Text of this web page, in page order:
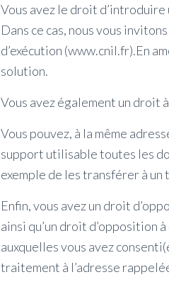
Vous avez le droit d’introduire
Dans ce cas, nous vous
d’exécution (www.cnil.fr).En
solution.
Vous avez également un droit
Vous pouvez, à la même
support utilisable toutes les
exemple de les transférer à un
Enfin, vous avez un droit
ainsi qu’un droit d’opposition
auxquelles vous avez
traitement à l’adresse